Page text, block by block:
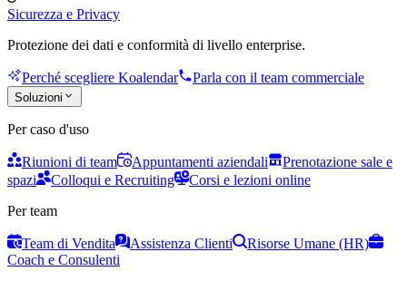
Sicurezza e Privacy
Protezione dei dati e conformità di livello enterprise.
Perché scegliere Koalendar Parla con il team commerciale
Soluzioni
Per caso d'uso
Riunioni di team Appuntamenti aziendali
Prenotazione sale e
spazi
Colloqui e Recruiting
Corsi e lezioni online
Per team
Team di Vendita Assistenza Clienti
Risorse Umane (HR)
Coach e Consulenti